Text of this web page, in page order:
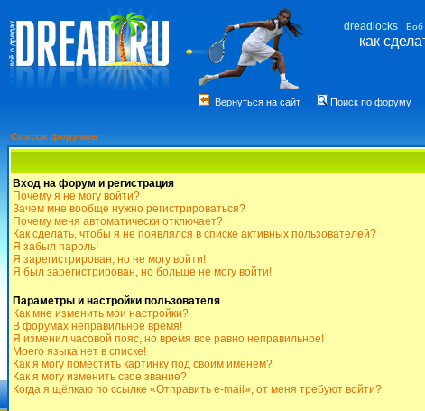
dreadlocks Боб
как
Вернуться на сайт Поиск по форуму
Список форумов
Вход на форум и регистрация
Почему я не могу войти?
Зачем мне вообще нужно регистрироваться?
Почему меня автоматически отключает?
Как сделать, чтобы я не появлялся в списке активных пользователей?
Я забыл пароль!
Я зарегистрирован, но не могу войти!
Я был зарегистрирован, но больше не могу войти!
Параметры и настройки пользователя
Как мне изменить мои настройки?
В форумах неправильное время!
Я изменил часовой пояс, но время все равно неправильное!
Моего языка нет в списке!
Как я могу поместить картинку под своим именем?
Как я могу изменить свое звание?
Когда я щёлкаю по ссылке «Отправить e-mail», от меня требуют войти?